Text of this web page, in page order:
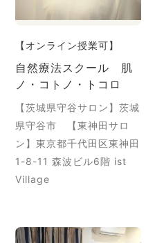
【オンライン授業可】
自然療法スクール 肌
ノ・コトノ・トコロ
【茨城県守谷サロン】茨城
県守谷市 【東神田サロ
ン】東京都千代田区東神田
1-8-11 森波ビル6階 ist
Village